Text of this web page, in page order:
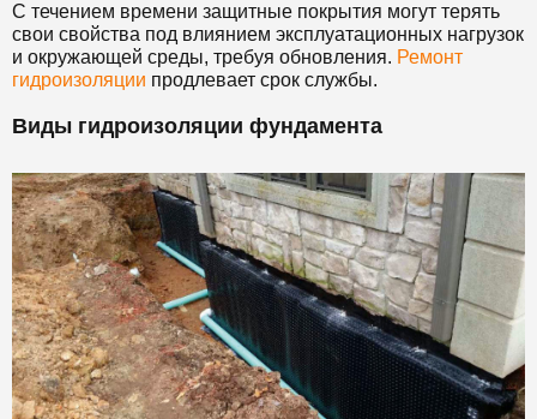
С течением времени защитные покрытия могут терять
свои свойства под влиянием эксплуатационных нагрузок
и окружающей среды, требуя обновления. Ремонт
гидроизоляции продлевает срок службы.
Виды гидроизоляции фундамента